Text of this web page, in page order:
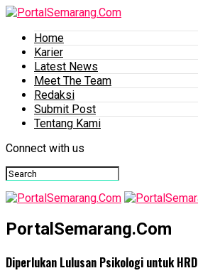
Home
Karier
Latest News
Meet The Team
Redaksi
Submit Post
Tentang Kami
Connect with us
PortalSemarang.Com
Diperlukan Lulusan Psikologi untuk HRD